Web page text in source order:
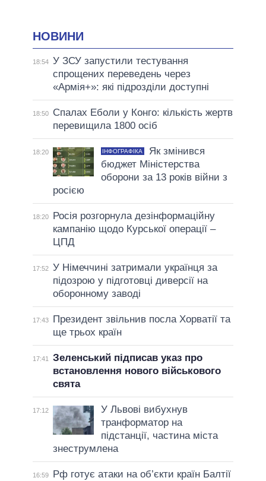
НОВИНИ
18:54 У ЗСУ запустили тестування
спрощених переведень через
«Армія+»: які підрозділи доступні
18:50
Спалах Еболи у Конго: кількість жертв
перевищила 1800 осіб
18:20 ІНФОГРАФІКА
Як змінився
бюджет Міністерства
оборони за 13 років війни з
росією
18:20
Росія розгорнула дезінформаційну
кампанію щодо Курської операції –
ЦПД
17:52 У Німеччині затримали українця за
підозрою у підготовці диверсії на
оборонному заводі
17:43
Президент звільнив посла Хорватії та
ще трьох країн
17:41
Зеленський підписав указ про
встановлення нового військового
свята
17:12
У Львові вибухнув
транформатор на
підстанції, частина міста
знеструмлена
16:59
Рф готує атаки на об’єкти країн Балтії